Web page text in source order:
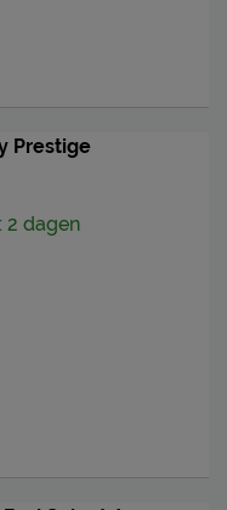
Prestige
2 dagen